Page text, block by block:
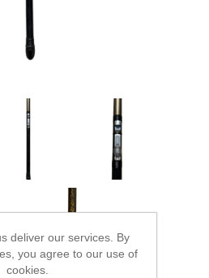
для лодок
deliver our services. By
you agree to our use of
cookies.